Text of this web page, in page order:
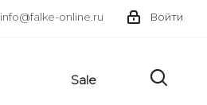
Войти
info@falke-online.ru
Sale